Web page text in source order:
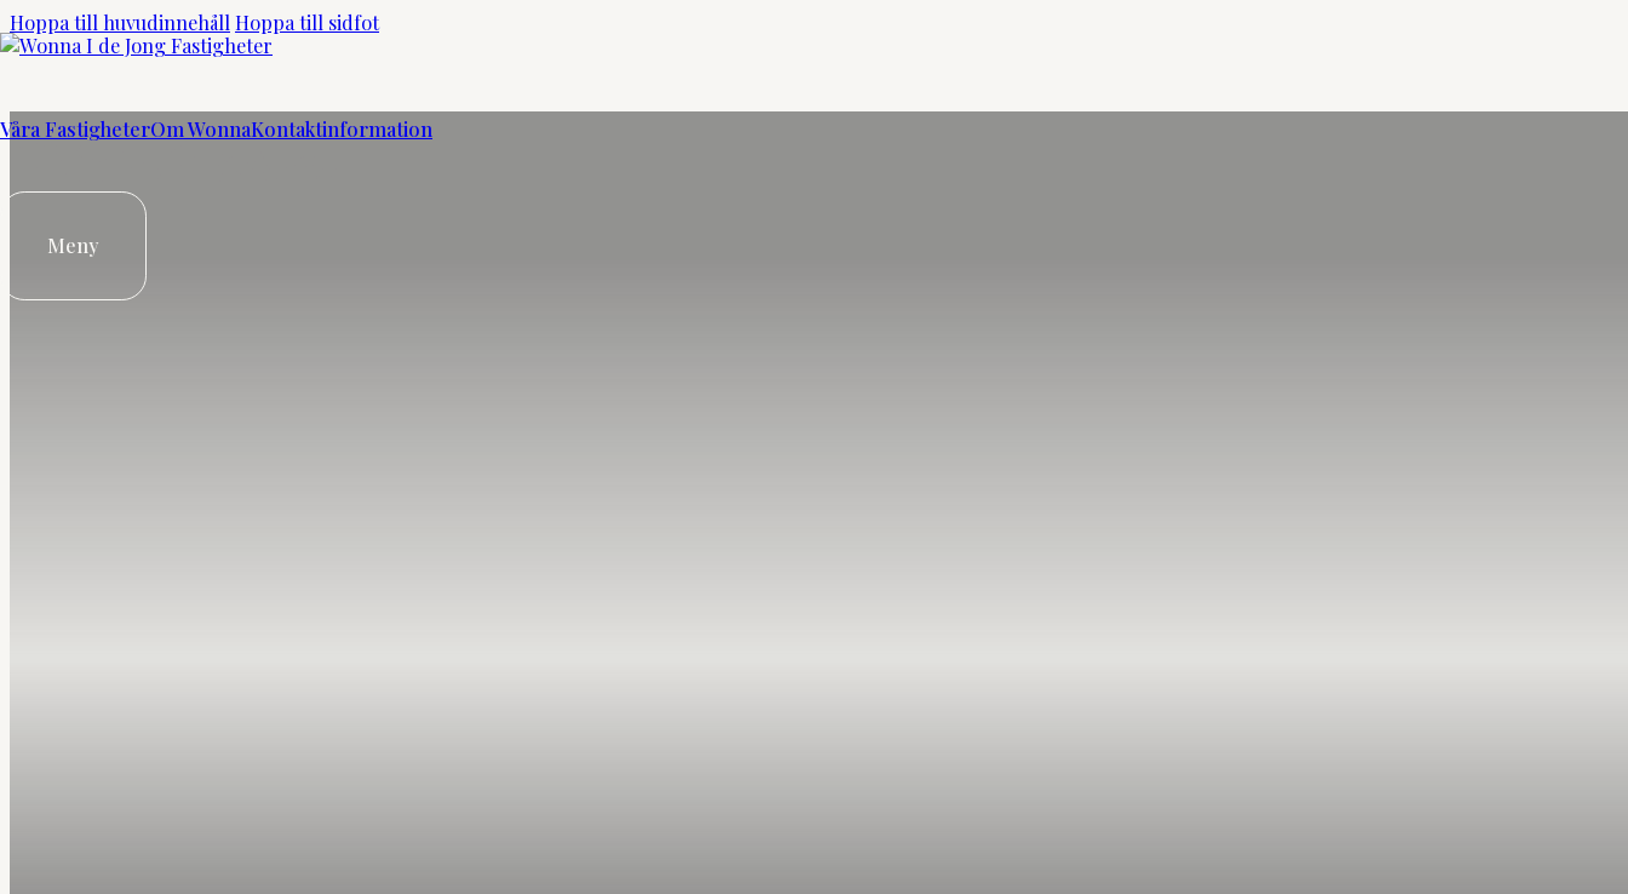
Hoppa till huvudinnehåll Hoppa till sidfot
Våra FastigheterOm WonnaKontaktinformation
Meny
Skärholmen